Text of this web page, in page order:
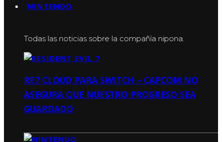
NINTENDO
Todas las noticias sobre la compañía nipona.
RE7 CLOUD PARA SWITCH – CAPCOM NO
ASEGURA QUE NUESTRO PROGRESO SEA
GUARDADO